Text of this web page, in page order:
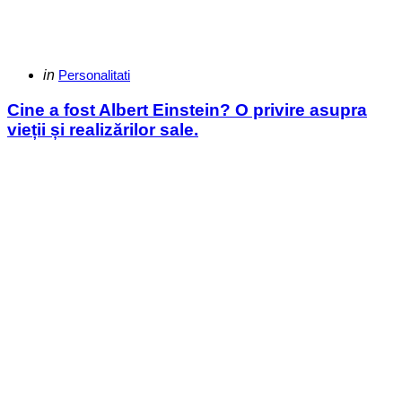
Categories
Posted
in Personalitati
Cine a fost Albert Einstein? O privire asupra
vieții și realizărilor sale.